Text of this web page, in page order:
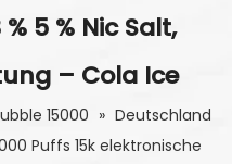
5 % Nic Salt,
– Cola Ice
15000 » Deutschland
Puffs 15k elektronische